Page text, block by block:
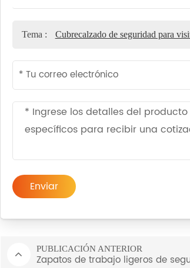
Tema : Cubrecalzado de seguridad para
Enviar
PUBLICACIÓN ANTERIOR
Zapatos de trabajo ligeros de